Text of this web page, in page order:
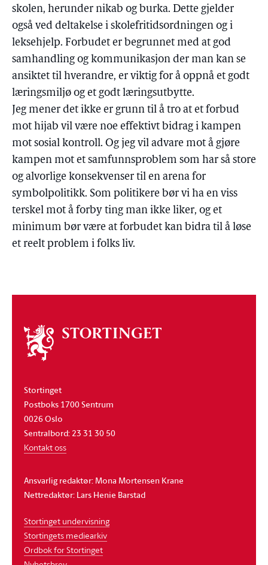
skolen, herunder nikab og burka. Dette gjelder
også ved deltakelse i skolefritidsordningen og i
leksehjelp. Forbudet er begrunnet med at god
samhandling og kommunikasjon der man kan se
ansiktet til hverandre, er viktig for å oppnå et godt
læringsmiljø og et godt læringsutbytte.
Jeg mener det ikke er grunn til å tro at et forbud
mot hijab vil være noe effektivt bidrag i kampen
mot sosial kontroll. Og jeg vil advare mot å gjøre
kampen mot et samfunnsproblem som har så store
og alvorlige konsekvenser til en arena for
symbolpolitikk. Som politikere bør vi ha en viss
terskel mot å forby ting man ikke liker, og et
minimum bør være at forbudet kan bidra til å løse
et reelt problem i folks liv.
Om
stortinget
Stortinget
Postboks 1700 Sentrum
0026 Oslo
Sentralbord: 23 31 30 50
Kontakt oss
Ansvarlig redaktør: Mona Mortensen Krane
Nettredaktør: Lars Henie Barstad
Stortinget undervisning
Stortingets mediearkiv
Ordbok for Stortinget